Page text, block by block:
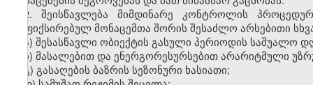
2.შეისწავლება მიმდინარე კონტროლის
დაფიქსირებულმონაცემთა შორის შესაძლო არსებითი
ა) შესასწავლი ობიექტის გასული პერიოდის საშუალო
ბ) მასალებითდა ენერგორესურსებითარარიტმული
გ) გასაღების ბაზრის სეზონური ხასიათი;